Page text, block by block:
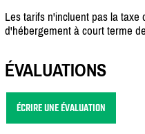
Les tarifs n'incluent pas la taxe
d'hébergement à court terme
ÉVALUATIONS
ÉCRIRE UNE ÉVALUATION